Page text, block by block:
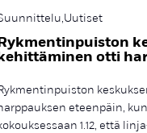
,Uutiset
otti
eteenpäin,
1.12, että